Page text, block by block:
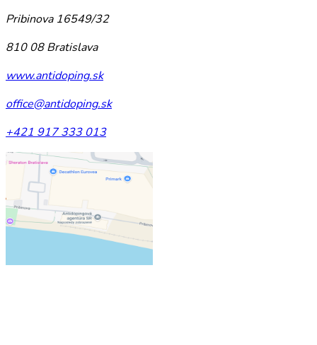
Pribinova 16549/32
810 08 Bratislava
www.antidoping.sk
office@antidoping.sk
+421 917 333 013